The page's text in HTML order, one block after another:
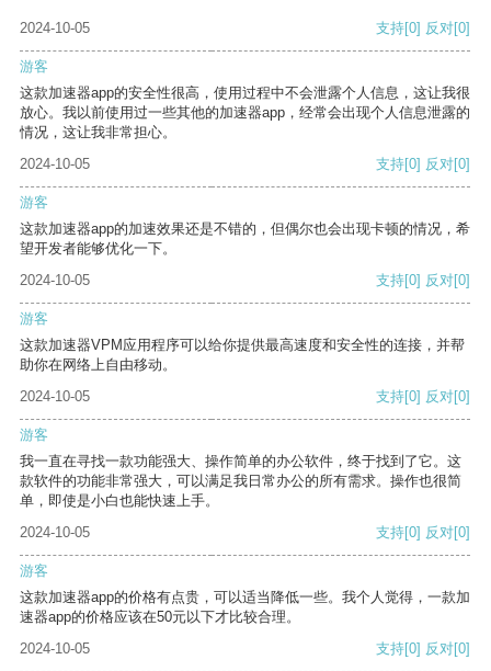
2024-10-05 支持[0] 反对[0]
游客
这款加速器app的安全性很高，使用过程中不会泄露个人信息，这让我很
放心。我以前使用过一些其他的加速器app，经常会出现个人信息泄露的
情况，这让我非常担心。
2024-10-05
支持[0] 反对[0]
游客
这款加速器app的加速效果还是不错的，但偶尔也会出现卡顿的情况，希
望开发者能够优化一下。
2024-10-05
支持[0] 反对[0]
游客
这款加速器VPM应用程序可以给你提供最高速度和安全性的连接，并帮
助你在网络上自由移动。
2024-10-05
支持[0] 反对[0]
游客
我一直在寻找一款功能强大、操作简单的办公软件，终于找到了它。这
款软件的功能非常强大，可以满足我日常办公的所有需求。操作也很简
单，即使是小白也能快速上手。
2024-10-05
支持[0] 反对[0]
游客
这款加速器app的价格有点贵，可以适当降低一些。我个人觉得，一款加
速器app的价格应该在50元以下才比较合理。
2024-10-05
支持[0] 反对[0]